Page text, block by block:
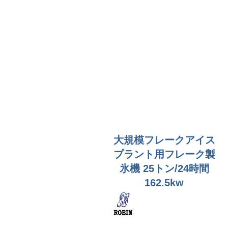
大規模フレークアイス
プラント用フレーク製
氷機 25トン/24時間
162.5kw